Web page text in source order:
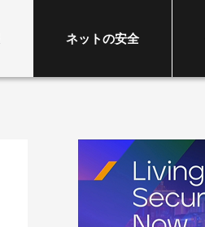
ネットの安全